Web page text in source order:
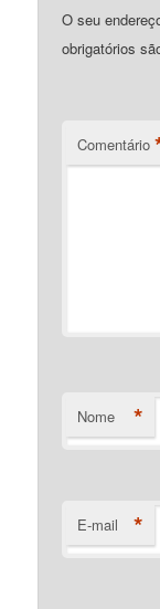
O seu
obrigatórios
Comentário
Nome *
E-mail *